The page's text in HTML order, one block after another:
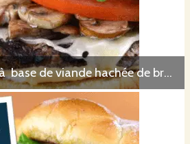
Le B - préparation à base de viande hachée de brebis